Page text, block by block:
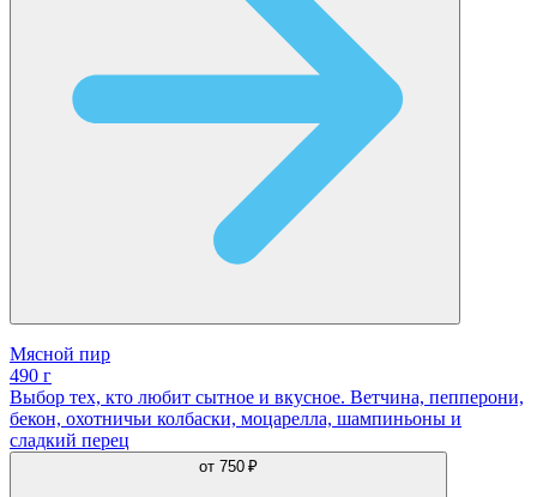
Мясной пир
490 г
Выбор тех, кто любит сытное и вкусное. Ветчина, пепперони,
бекон, охотничьи колбаски, моцарелла, шампиньоны и
сладкий перец
от 750 ₽